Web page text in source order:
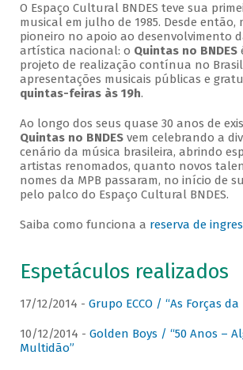
O Espaço Cultural BNDES teve sua
musical em julho de 1985. Desde então,
pioneiro no apoio ao desenvolvimento
artística nacional: o Quintas no BNDES
projeto de realização contínua no
apresentações musicais públicas e
quintas-feiras às 19h.
Ao longo dos seus quase 30 anos de
Quintas no BNDESvem celebrando a
cenário da música brasileira, abrindo
artistas renomados, quanto novos
nomes da MPB passaram, no início de
pelo palco do Espaço Cultural BNDES.
Saiba como funciona a reserva de
Espetáculos realizados
17/12/2014 - Grupo ECCO / “As Forças
10/12/2014 - Golden Boys / “50 Anos –
Multidão”